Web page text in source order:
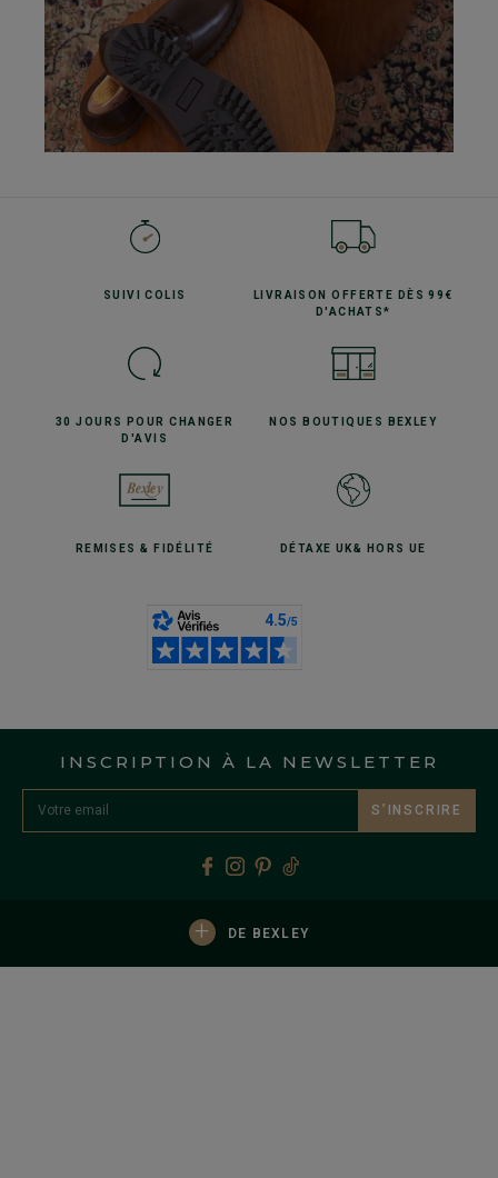
SUIVICOLIS LIVRAISON OFFERTE
DÈS 99€
D'ACHATS*
30 JOURS POURCHANGER
D'AVIS
NOS BOUTIQUES BEXLEY
REMISES& FIDÉLITÉ DÉTAXE UK& HORS UE
INSCRIPTION À LA NEWSLETTER
S’INSCRIRE
+ DE BEXLEY